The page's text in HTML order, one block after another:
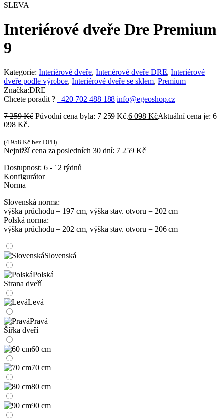
SLEVA
Interiérové dveře Dre Premium
9
Kategorie: Interiérové dveře, Interiérové dveře DRE, Interiérové
dveře podle výrobce, Interiérové dveře se sklem, Premium
Značka:DRE
Chcete poradit ? +420 702 488 188 info@egeoshop.cz
7 259Kč Původní cena byla: 7 259 Kč.6 098 KčAktuální cena je: 6
098 Kč.
(4 958 Kč bez DPH)
Nejnižší cena za posledních 30 dní: 7 259 Kč
Dostupnost: 6 - 12 týdnů
Konfigurátor
Norma
Slovenská norma:
výška průchodu = 197 cm, výška stav. otvoru = 202 cm
Polská norma:
výška průchodu = 202 cm, výška stav. otvoru = 206 cm
Slovenská
Polská
Strana dveří
Levá
Pravá
Šířka dveří
60 cm
70 cm
80 cm
90 cm